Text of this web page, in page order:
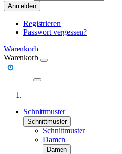
Anmelden
Registrieren
Passwort vergessen?
Warenkorb
Warenkorb
Schnittmuster
Schnittmuster
Schnittmuster
Damen
Damen